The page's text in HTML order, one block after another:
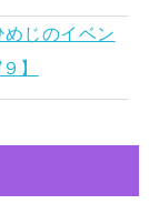
じのイベン
】